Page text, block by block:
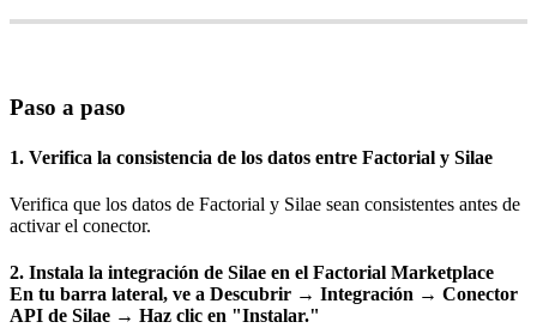
Paso a paso
1. Verifica la consistencia de los datos entre Factorial y Silae
Verifica que los datos de Factorial y Silae sean consistentes antes de
activar el conector.
2. Instala la integración de Silae en el Factorial Marketplace
En tu barra lateral, ve a Descubrir → Integración → Conector
API de Silae → Haz clic en "Instalar."